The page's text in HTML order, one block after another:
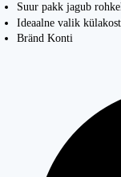
Suur pakk jagub
Ideaalne valik
Bränd Konti